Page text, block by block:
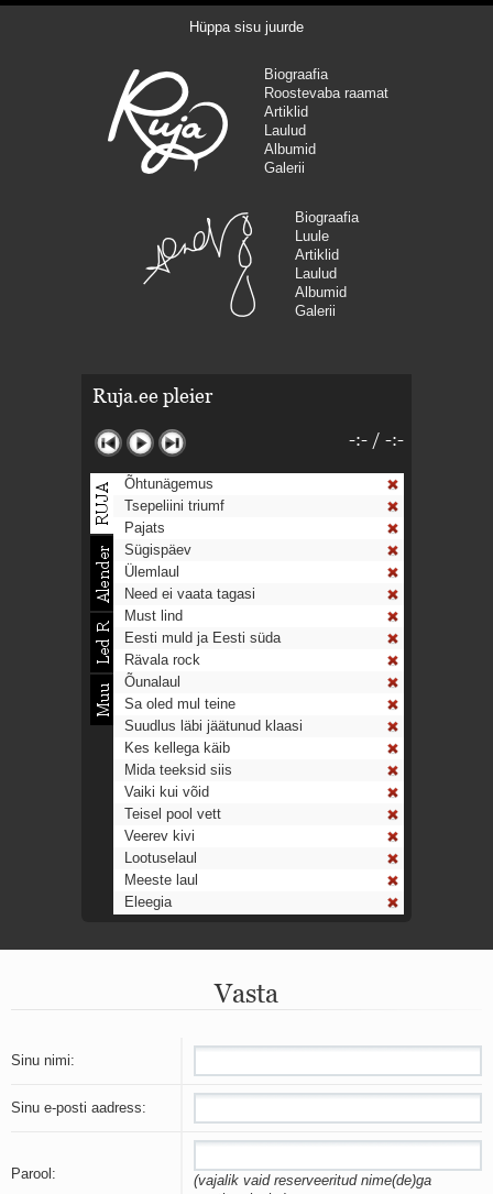
Hüppa sisu juurde
Biograafia
Roostevaba raamat
Artiklid
Laulud
Albumid
Galerii
Biograafia
Luule
Artiklid
Laulud
Albumid
Galerii
Ruja.ee pleier
-:- / -:-
Õhtunägemus
Tsepeliini triumf
Pajats
Sügispäev
Ülemlaul
Need ei vaata tagasi
Must lind
Eesti muld ja Eesti süda
Rävala rock
Õunalaul
Sa oled mul teine
Suudlus läbi jäätunud klaasi
Kes kellega käib
Mida teeksid siis
Vaiki kui võid
Teisel pool vett
Veerev kivi
Lootuselaul
Meeste laul
Eleegia
Ahtumine
Mu isamaa on minu arm
Ih-ih-hii ja ah-ah-haa
Päikeselapsed
Laul võimalusest
Nii vaikseks kõik on jäänud
Vasta
Sinu nimi:
Sinu e-posti aadress:
Parool:
(vajalik vaid reserveeritud nime(de)ga